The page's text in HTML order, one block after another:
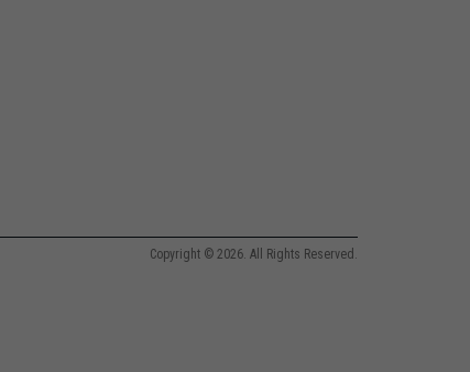
Copyright © 2026. All Rights Reserved.